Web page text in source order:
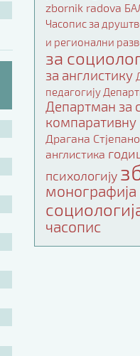
zbornik radova
Часопис за
и регионални
за
за англистику
педагогију
Департман за
Драгана
англистика
психологију
монографија
часопис